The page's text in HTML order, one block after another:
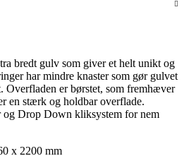
bredt gulv som giver et helt unikt og
har mindre knaster som gør gulvet
Overfladen er børstet, som fremhæver
en stærk og holdbar overflade.
og Drop Down kliksystem for nem
x 2200 mm